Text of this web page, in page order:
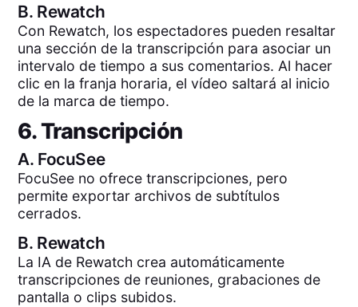
B. Rewatch
Con Rewatch, los espectadores pueden resaltar
una sección de la transcripción para asociar un
intervalo de tiempo a sus comentarios. Al hacer
clic en la franja horaria, el vídeo saltará al inicio
de la marca de tiempo.
6. Transcripción
A. FocuSee
FocuSee no ofrece transcripciones, pero
permite exportar archivos de subtítulos
cerrados.
B. Rewatch
La IA de Rewatch crea automáticamente
transcripciones de reuniones, grabaciones de
pantalla o clips subidos.